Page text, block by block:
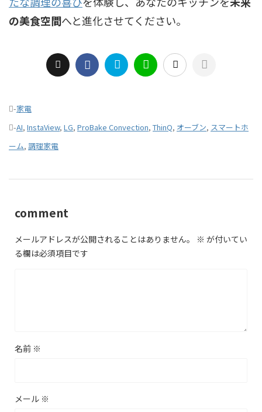
の美食空間へと進化させてください。
-家電
-AI, InstaView, LG, ProBake Convection, ThinQ, オーブン, スマートホ
ーム, 調理家電
comment
メールアドレスが公開されることはありません。 ※ が付いてい
る欄は必須項目です
名前 ※
メール ※